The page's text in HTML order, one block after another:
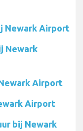
Newark Airport
Newark
Airport
Airport
bij Newark